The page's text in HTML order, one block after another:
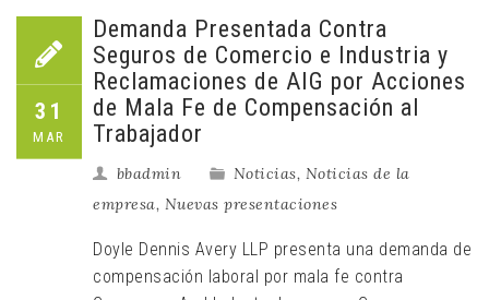
31
MAR
Demanda Presentada Contra
Seguros de Comercio e Industria y
Reclamaciones de AIG por Acciones
de Mala Fe de Compensación al
Trabajador
bbadmin Noticias, Noticias de la
empresa, Nuevas presentaciones
Doyle Dennis Avery LLP presenta una demanda de
compensación laboral por mala fe contra